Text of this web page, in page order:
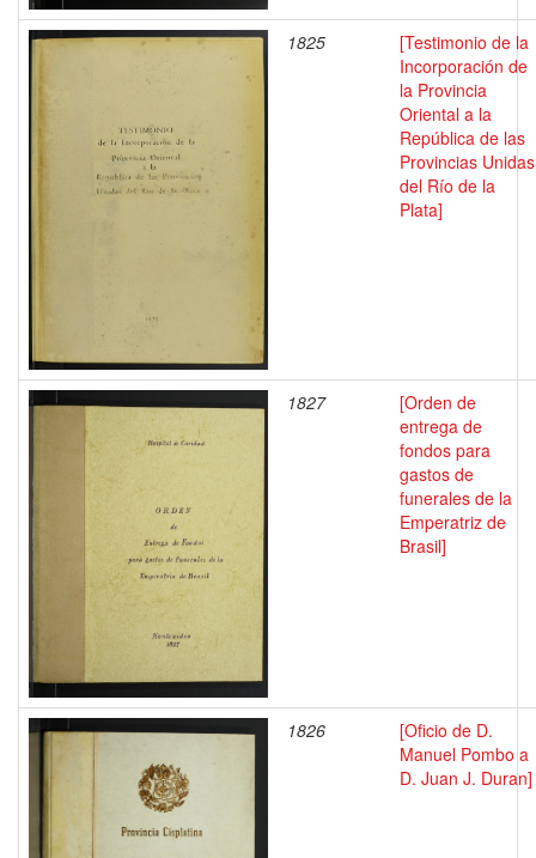
1825
[Testimonio de la
Incorporación de
la Provincia
Oriental a la
República de las
Provincias Unidas
del Río de la
Plata]
1827
[Orden de
entrega de
fondos para
gastos de
funerales de la
Emperatriz de
Brasil]
1826
[Oficio de D.
Manuel Pombo a
D. Juan J. Duran]